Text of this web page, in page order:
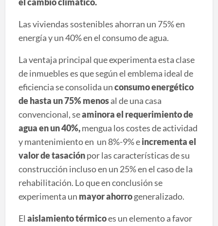
Las viviendas sostenibles ahorran un 75% en
energía y un 40% en el consumo de agua.
La ventaja principal que experimenta esta clase
de inmuebles es que según el emblema ideal de
eficiencia se consolida unconsumo energético
de hasta un 75% menosal de una casa
convencional, seaminora el requerimiento de
agua en un 40%,mengua los costes de actividad
y mantenimiento en un 8%-9% eincrementa el
valor de tasaciónpor las características de su
construcción incluso en un 25% en el caso de la
rehabilitación. Lo que en conclusión se
experimenta un mayor ahorrogeneralizado.
El aislamiento térmicoes un elemento a favor